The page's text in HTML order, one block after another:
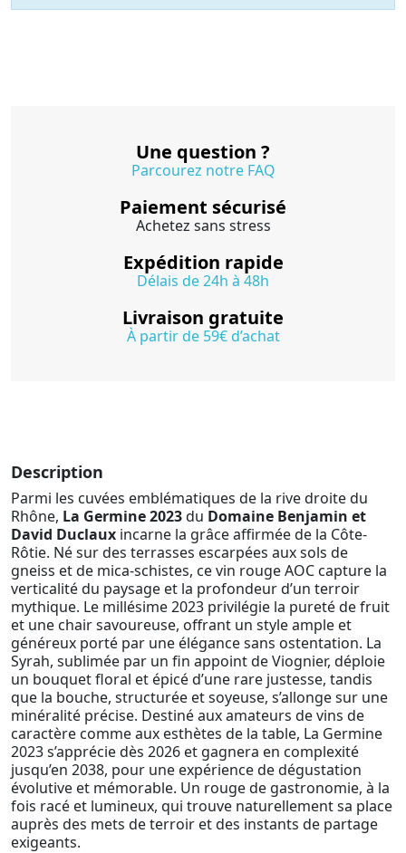
Une question ?
Parcourez notre FAQ
Paiement sécurisé
Achetez sans stress
Expédition rapide
Délais de 24h à 48h
Livraison gratuite
À partir de 59€ d’achat
Description
Parmi les cuvées emblématiques de la rive droite du
Rhône, La Germine 2023du Domaine Benjamin et
David Duclaux incarne la grâce affirmée de la Côte-
Rôtie. Né sur des terrasses escarpées aux sols de
gneiss et de mica-schistes, ce vin rouge AOC capture la
verticalité du paysage et la profondeur d’un terroir
mythique. Le millésime 2023 privilégie la pureté de fruit
et une chair savoureuse, offrant un style ample et
généreux porté par une élégance sans ostentation. La
Syrah, sublimée par un fin appoint de Viognier, déploie
un bouquet floral et épicé d’une rare justesse, tandis
que la bouche, structurée et soyeuse, s’allonge sur une
minéralité précise. Destiné aux amateurs de vins de
caractère comme aux esthètes de la table, La Germine
2023 s’apprécie dès 2026 et gagnera en complexité
jusqu’en 2038, pour une expérience de dégustation
évolutive et mémorable. Un rouge de gastronomie, à la
fois racé et lumineux, qui trouve naturellement sa place
auprès des mets de terroir et des instants de partage
exigeants.